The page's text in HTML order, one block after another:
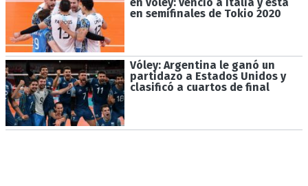
en vóley: venció a Italia y está
en semifinales de Tokio 2020
Vóley: Argentina le ganó un
partidazo a Estados Unidos y
clasificó a cuartos de final